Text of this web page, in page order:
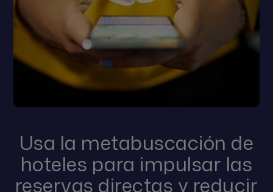
Usa la metabuscación de
hoteles para impulsar las
reservas directas y reducir